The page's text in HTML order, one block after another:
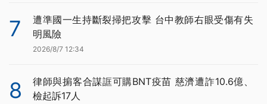
7
遭準國一生持斷裂掃把攻擊 台中教師右眼受傷有失
明風險
2026/8/7 12:34
8
律師與掮客合謀誆可購BNT疫苗 慈濟遭詐10.6億、
檢起訴17人